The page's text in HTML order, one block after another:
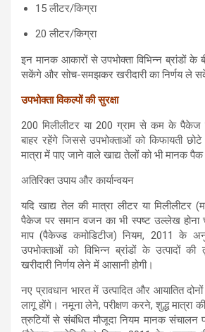
15 लीटर/किग्रा
20 लीटर/किग्रा
इन मानक आकारों से उपभोक्ता विभिन्न ब्रांडों के
सकेंगे और सोच-समझकर खरीदारी का निर्णय ले
उपभोक्ता विकल्पों की सुरक्षा
200 मिलीलीटर या 200 ग्राम से कम के पैकेज
बाहर रहेंगे जिससे उपभोक्ताओं को किफायती
मात्रा में पाए जाने वाले खाद्य तेलों को भी मानक
अतिरिक्त उपाय और कार्यान्वयन
यदि खाद्य तेल की मात्रा लीटर या मिलीलीटर
पैकेज पर समान वजन का भी स्पष्ट उल्लेख होना
माप (पैकेज्ड कमोडिटीज) नियम, 2011 के
उपभोक्ताओं को विभिन्न ब्रांडों के उत्पादों
खरीदारी निर्णय लेने में आसानी होगी।
नए प्रावधान भारत में उत्पादित और आयातित
लागू होंगे। नमूना लेने, परीक्षण करने, शुद्ध मात्रा
त्रुटियों से संबंधित मौजूदा नियम मानक संचालन